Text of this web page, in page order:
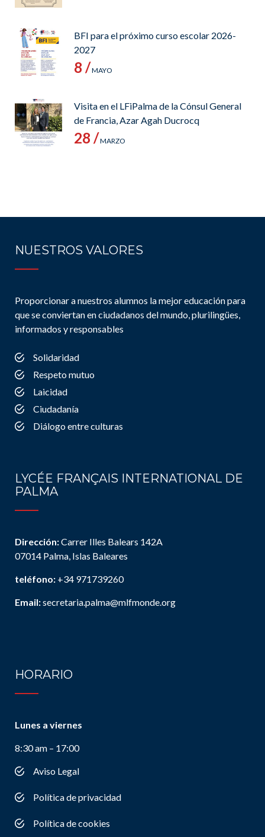
BFI para el próximo curso escolar 2026-
2027
8 /MAYO
Visita en el LFiPalma de la Cónsul General
de Francia, Azar Agah Ducrocq
28 /MARZO
NUESTROS VALORES
Proporcionar a nuestros alumnos la mejor educación para
que se conviertan en ciudadanos del mundo, plurilingües,
informados y responsables
Solidaridad
Respeto mutuo
Laicidad
Ciudadanía
Diálogo entre culturas
LYCÉE FRANÇAIS INTERNATIONAL DE
PALMA
Dirección:Carrer Illes Balears 142A
07014 Palma, Islas Baleares
teléfono: +34 971739260
Email:secretaria.palma@mlfmonde.org
HORARIO
Lunes a viernes
8:30 am – 17:00
Aviso Legal
Política de privacidad
Política de cookies